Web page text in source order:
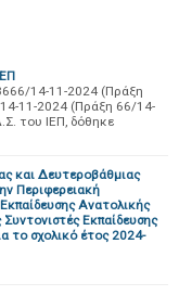
14-11-2024 (Πράξη
11-2024 (Πράξη 66/14-
του ΙΕΠ, δόθηκε
και Δευτεροβάθμιας
Περιφερειακή
Ανατολικής
Εκπαίδευσης
σχολικό έτος 2024-